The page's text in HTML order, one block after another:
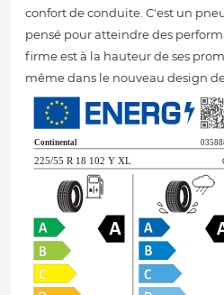
confort de conduite. C'est un
pensé pour atteindre des
firme est à la hauteur de ses
même dans le nouveau design